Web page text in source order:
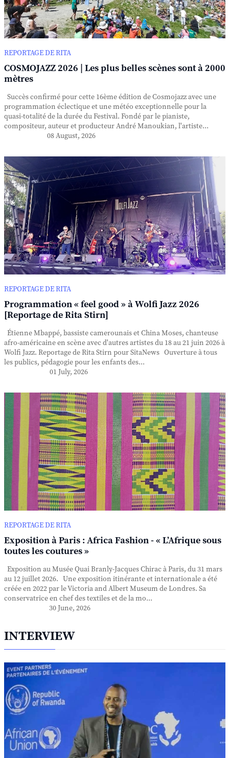
REPORTAGE DE RITA
COSMOJAZZ 2026 | Les plus belles scènes sont à 2000
mètres
Succès confirmé pour cette 16ème édition de Cosmojazz avec une
programmation éclectique et une météo exceptionnelle pour la
quasi-totalité de la durée du Festival. Fondé par le pianiste,
compositeur, auteur et producteur André Manoukian, l'artiste...
08 August, 2026
REPORTAGE DE RITA
Programmation « feel good » à Wolfi Jazz 2026
[Reportage de Rita Stirn]
Étienne Mbappé, bassiste camerounais et China Moses, chanteuse
afro-américaine en scène avec d'autres artistes du 18 au 21 juin 2026 à
Wolfi Jazz. Reportage de Rita Stirn pour SitaNews Ouverture à tous
les publics, pédagogie pour les enfants des...
01 July, 2026
REPORTAGE DE RITA
Exposition à Paris : Africa Fashion - « L’Afrique sous
toutes les coutures »
Exposition au Musée Quai Branly-Jacques Chirac à Paris, du 31 mars
au 12 juillet 2026. Une exposition itinérante et internationale a été
créée en 2022 par le Victoria and Albert Museum de Londres. Sa
conservatrice en chef des textiles et de la mo...
30 June, 2026
INTERVIEW